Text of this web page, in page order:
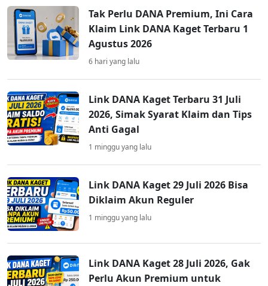
Tak Perlu DANA Premium, Ini Cara
Klaim Link DANA Kaget Terbaru 1
Agustus 2026
6 hari yang lalu
Link DANA Kaget Terbaru 31 Juli
2026, Simak Syarat Klaim dan Tips
Anti Gagal
1 minggu yang lalu
Link DANA Kaget 29 Juli 2026 Bisa
Diklaim Akun Reguler
1 minggu yang lalu
Link DANA Kaget 28 Juli 2026, Gak
Perlu Akun Premium untuk